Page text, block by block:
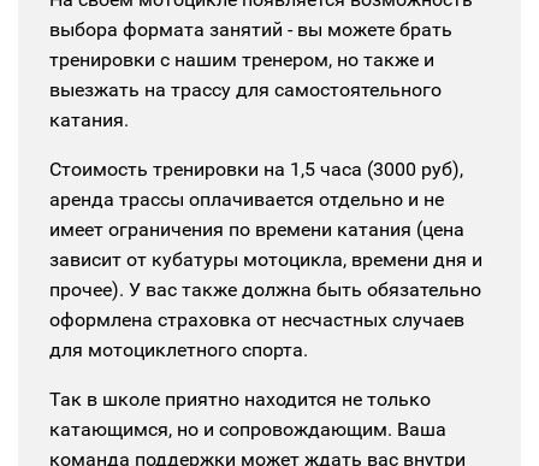
выбора формата занятий - вы можете брать
тренировки с нашим тренером, но также и
выезжать на трассу для самостоятельного
катания.
Стоимость тренировки на 1,5 часа (3000 руб),
аренда трассы оплачивается отдельно и не
имеет ограничения по времени катания (цена
зависит от кубатуры мотоцикла, времени дня и
прочее). У вас также должна быть обязательно
оформлена страховка от несчастных случаев
для мотоциклетного спорта.
Так в школе приятно находится не только
катающимся, но и сопровождающим. Ваша
команда поддержки может ждать вас внутри